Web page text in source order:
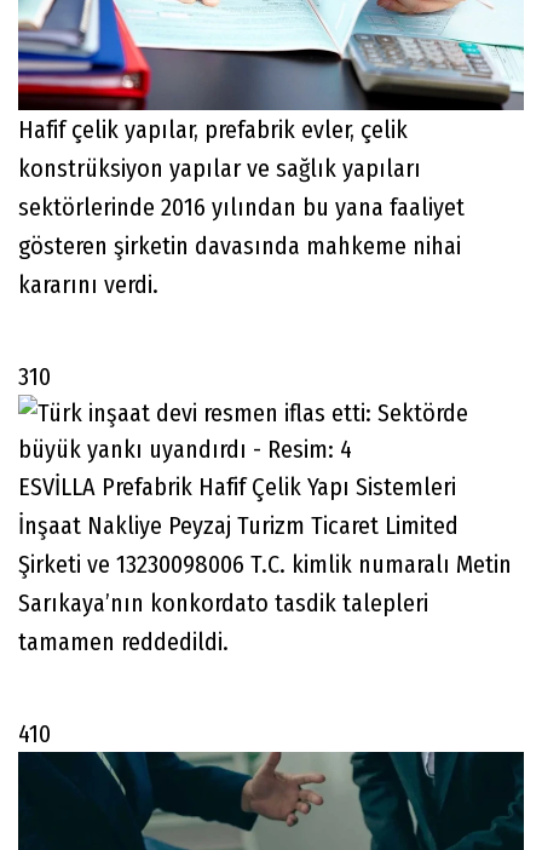
Hafif çelik yapılar, prefabrik evler, çelik
konstrüksiyon yapılar ve sağlık yapıları
sektörlerinde 2016 yılından bu yana faaliyet
gösteren şirketin davasında mahkeme nihai
kararını verdi.
310
ESVİLLA Prefabrik Hafif Çelik Yapı Sistemleri
İnşaat Nakliye Peyzaj Turizm Ticaret Limited
Şirketi ve 13230098006 T.C. kimlik numaralı Metin
Sarıkaya’nın konkordato tasdik talepleri
tamamen reddedildi.
410